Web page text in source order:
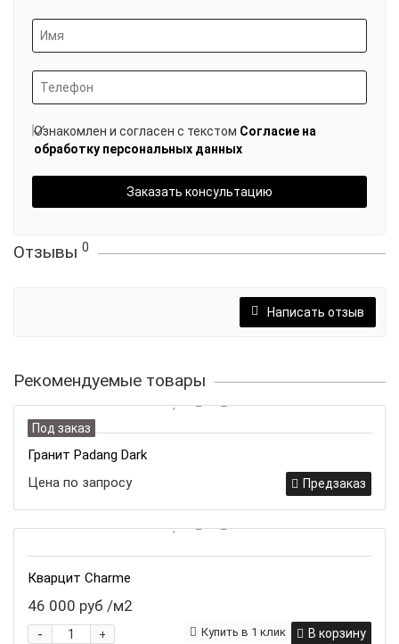
Заказать консультацию
Ознакомлен и согласен с текстом Согласие на
обработку персональных данных
Отзывы 0
Написать отзыв
Рекомендуемые товары
Под заказ
Гранит Padang Dark
Цена по запросу
Предзаказ
Кварцит Charme
46 000 руб /м2
+
- В корзину
Купить в 1 клик